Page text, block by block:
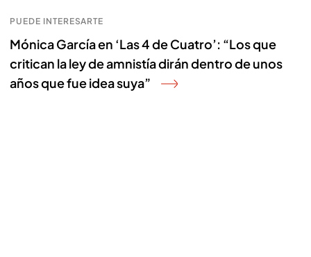
PUEDE INTERESARTE
Mónica García en ‘Las 4 de Cuatro’: “Los que
critican la ley de amnistía dirán dentro de unos
años que fue idea suya”